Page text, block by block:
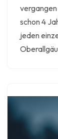
vergangen
schon 4
jeden